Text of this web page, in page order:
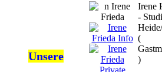
Unsere
Irene
-
(
)